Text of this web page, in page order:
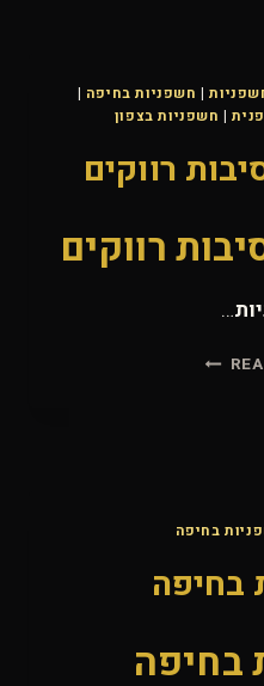
| חשפניות בחיפה |
| חשפניות בצפון
רווקים
רווקים
…
חשפניות
בחיפה
בחיפה
בחיפה